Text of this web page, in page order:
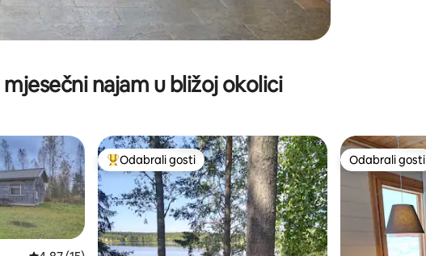
najam u bližoj okolici
Među najviše rangiranima s oznakom „Odabrali gosti”
Odabrali gosti Odabrali gosti
Odabrali gosti